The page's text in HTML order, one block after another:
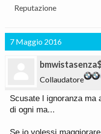
Reputazione
7 Maggio 2016
Collaudatore
Scusate l ignoranza ma
di ogni ma...